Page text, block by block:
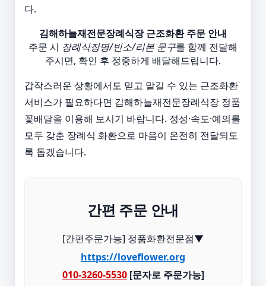
다.
김해하늘재전문장례식장 근조화환 주문 안내
주문 시 장례식장명/빈소/리본 문구를 함께 전달해
주시면, 확인 후 정중하게 배달해드립니다.
갑작스러운 상황에서도 믿고 맡길 수 있는 근조화환
서비스가 필요하다면 김해하늘재전문장례식장 정품
꽃배달을 이용해 보시기 바랍니다. 정성·속도·예의를
모두 갖춘 장례식 화환으로 마음이 온전히 전달되도
록 돕겠습니다.
간편 주문 안내
[간편주문가능] 정품화환전문점▼
https://loveflower.org
010-3260-5530[문자로 주문가능]